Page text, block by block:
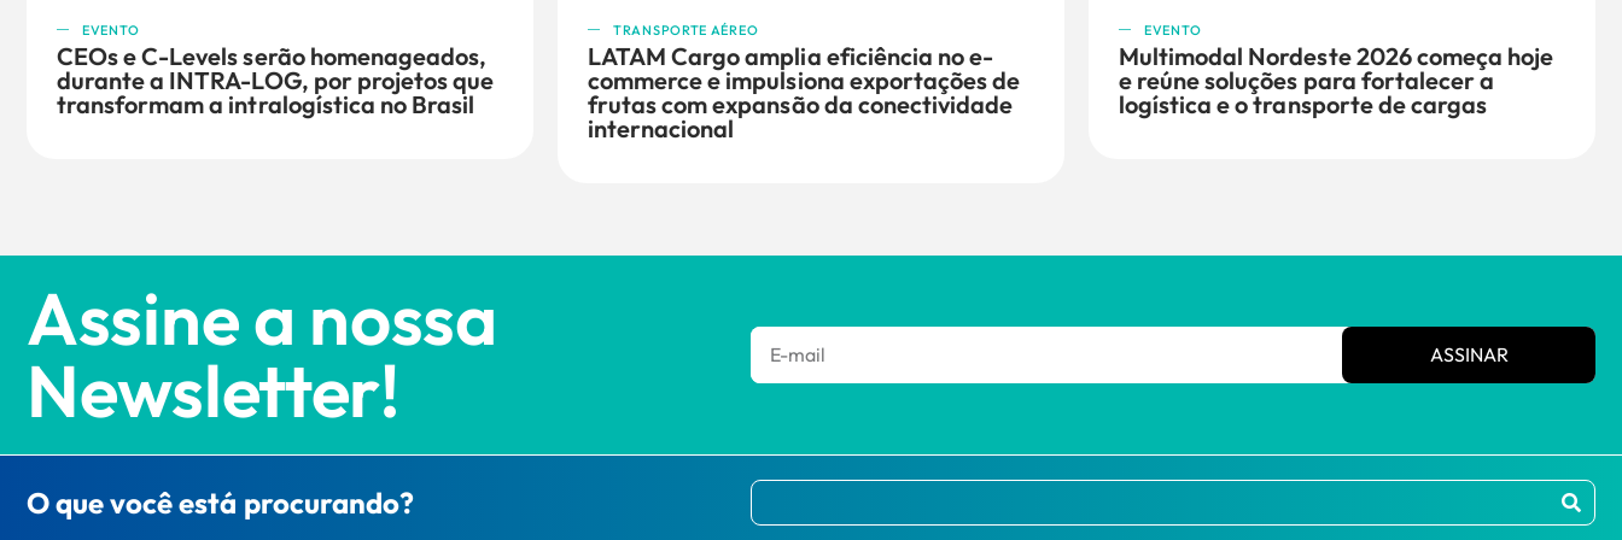
EVENTO
CEOs e C-Levels serão homenageados,
durante a INTRA-LOG, por projetos que
transformam a intralogística no Brasil
TRANSPORTE AÉREO
LATAM Cargo amplia eficiência no e-
commerce e impulsiona exportações de
frutas com expansão da conectividade
internacional
EVENTO
Multimodal Nordeste 2026 começa hoje
e reúne soluções para fortalecer a
logística e o transporte de cargas
Assine a nossa
Newsletter! ASSINAR
O que você está procurando?